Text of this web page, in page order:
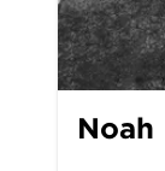
Noah